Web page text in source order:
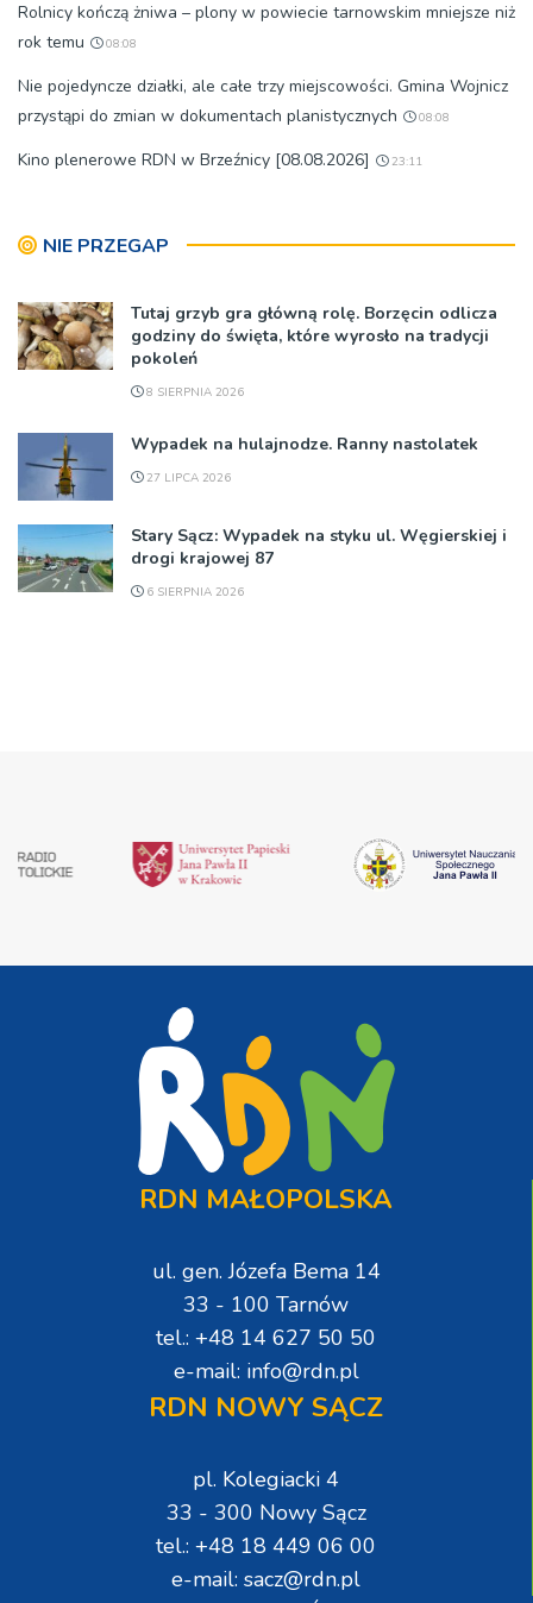
Rolnicy kończą żniwa – plony w powiecie tarnowskim mniejsze niż
rok temu
08:08
Nie pojedyncze działki, ale całe trzy miejscowości. Gmina Wojnicz
przystąpi do zmian w dokumentach planistycznych
08:08
Kino plenerowe RDN w Brzeźnicy [08.08.2026] 23:11
NIE PRZEGAP
Tutaj grzyb gra główną rolę. Borzęcin odlicza
godziny do święta, które wyrosło na tradycji
pokoleń
8 SIERPNIA 2026
Wypadek na hulajnodze. Ranny nastolatek
27 LIPCA 2026
Stary Sącz: Wypadek na styku ul. Węgierskiej i
drogi krajowej 87
6 SIERPNIA 2026
RDN MAŁOPOLSKA
ul. gen. Józefa Bema 14
33 - 100 Tarnów
tel.: +48 14 627 50 50
e-mail: info@rdn.pl
RDN NOWY SĄCZ
pl. Kolegiacki 4
33 - 300 Nowy Sącz
tel.: +48 18 449 06 00
e-mail: sacz@rdn.pl